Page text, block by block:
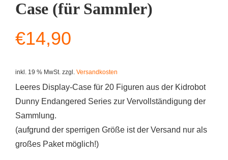
Case (für Sammler)
€14,90
inkl. 19 % MwSt. zzgl. Versandkosten
Leeres Display-Case für 20 Figuren aus der Kidrobot
Dunny Endangered Series zur Vervollständigung der
Sammlung.
(aufgrund der sperrigen Größe ist der Versand nur als
großes Paket möglich!)